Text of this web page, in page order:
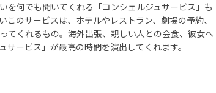
を何でも聞いてくれる「コンシェルジュサービス」も
のサービスは、ホテルやレストラン、劇場の予約、
てくれるもの。海外出張、親しい人との会食、彼女へ
ービス」が最高の時間を演出してくれます。